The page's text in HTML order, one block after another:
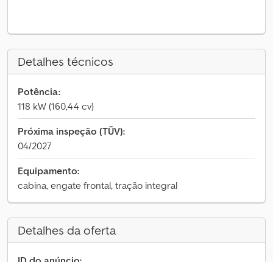
Detalhes técnicos
Potência:
118 kW (160,44 cv)
Próxima inspeção (TÜV):
04/2027
Equipamento:
cabina, engate frontal, tração integral
Detalhes da oferta